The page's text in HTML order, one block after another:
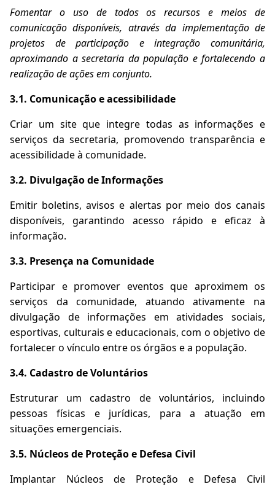
Fomentar o uso de todos os recursos e meios de
comunicação disponíveis, através da implementação de
projetos de participação e integração comunitária,
aproximando a secretaria da população e fortalecendo a
realização de ações em conjunto.
3.1. Comunicação e acessibilidade
Criar um site que integre todas as informações e
serviços da secretaria, promovendo transparência e
acessibilidade à comunidade.
3.2. Divulgação de Informações
Emitir boletins, avisos e alertas por meio dos canais
disponíveis, garantindo acesso rápido e eficaz à
informação.
3.3. Presença na Comunidade
Participar e promover eventos que aproximem os
serviços da comunidade, atuando ativamente na
divulgação de informações em atividades sociais,
esportivas, culturais e educacionais, com o objetivo de
fortalecer o vínculo entre os órgãos e a população.
3.4. Cadastro de Voluntários
Estruturar um cadastro de voluntários, incluindo
pessoas físicas e jurídicas, para a atuação em
situações emergenciais.
3.5. Núcleos de Proteção e Defesa Civil
Implantar Núcleos de Proteção e Defesa Civil